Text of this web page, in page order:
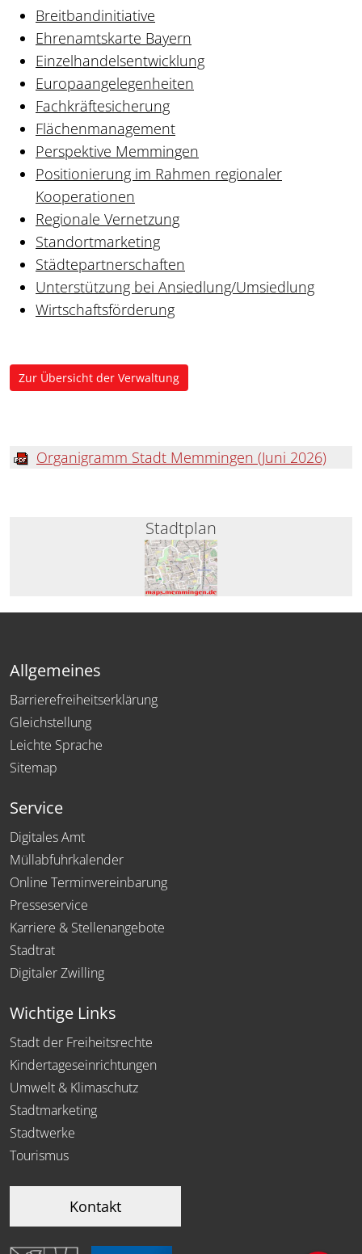
Breitbandinitiative
Ehrenamtskarte Bayern
Einzelhandelsentwicklung
Europaangelegenheiten
Fachkräftesicherung
Flächenmanagement
Perspektive Memmingen
Positionierung im Rahmen regionaler
Kooperationen
Regionale Vernetzung
Standortmarketing
Städtepartnerschaften
Unterstützung bei Ansiedlung/Umsiedlung
Wirtschaftsförderung
Zur Übersicht der Verwaltung
Organigramm Stadt Memmingen (Juni 2026)
Stadtplan
Allgemeines
Barrierefreiheitserklärung
Gleichstellung
Leichte Sprache
Sitemap
Service
Digitales Amt
Müllabfuhrkalender
Online Terminvereinbarung
Presseservice
Karriere & Stellenangebote
Stadtrat
Digitaler Zwilling
Wichtige Links
Stadt der Freiheitsrechte
Kindertageseinrichtungen
Umwelt & Klimaschutz
Stadtmarketing
Stadtwerke
Tourismus
Kontakt